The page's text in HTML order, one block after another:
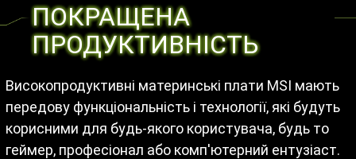
ПОКРАЩЕНА
ПРОДУКТИВНІСТЬ
Високопродуктивні материнські плати MSI мають
передову функціональність і технології, які будуть
корисними для будь-якого користувача, будь то
геймер, професіонал або комп'ютерний ентузіаст.